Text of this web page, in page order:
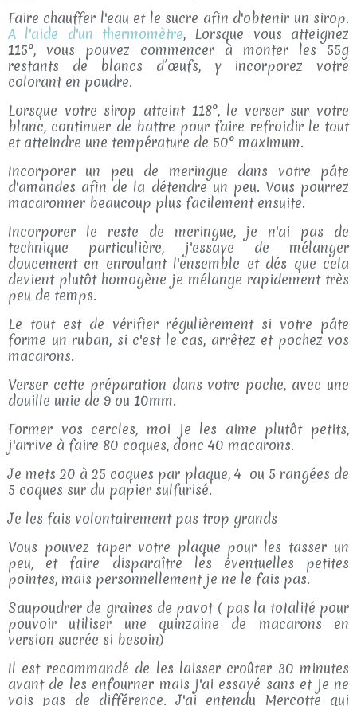
Faire chauffer l'eau et le sucre afin d'obtenir un sirop.
A l'aide d'un thermomètre, Lorsque vous atteignez
115°, vous pouvez commencer à monter les 55g
restants de blancs d’œufs, y incorporez votre
colorant en poudre.
Lorsque votre sirop atteint 118°, le verser sur votre
blanc, continuer de battre pour faire refroidir le tout
et atteindre une température de 50° maximum.
Incorporer un peu de meringue dans votre pâte
d'amandes afin de la détendre un peu. Vous pourrez
macaronner beaucoup plus facilement ensuite.
Incorporer le reste de meringue, je n'ai pas de
technique particulière, j'essaye de mélanger
doucement en enroulant l'ensemble et dés que cela
devient plutôt homogène je mélange rapidement très
peu de temps.
Le tout est de vérifier régulièrement si votre pâte
forme un ruban, si c'est le cas, arrêtez et pochez vos
macarons.
Verser cette préparation dans votre poche, avec une
douille unie de 9 ou 10mm.
Former vos cercles, moi je les aime plutôt petits,
j'arrive à faire 80 coques, donc 40 macarons.
Je mets 20 à 25 coques par plaque, 4 ou 5 rangées de
5 coques sur du papier sulfurisé.
Je les fais volontairement pas trop grands
Vous pouvez taper votre plaque pour les tasser un
peu, et faire disparaître les éventuelles petites
pointes, mais personnellement je ne le fais pas.
Saupoudrer de graines de pavot ( pas la totalité pour
pouvoir utiliser une quinzaine de macarons en
version sucrée si besoin)
Il est recommandé de les laisser croûter 30 minutes
avant de les enfourner mais j'ai essayé sans et je ne
vois pas de différence. J'ai entendu Mercotte qui